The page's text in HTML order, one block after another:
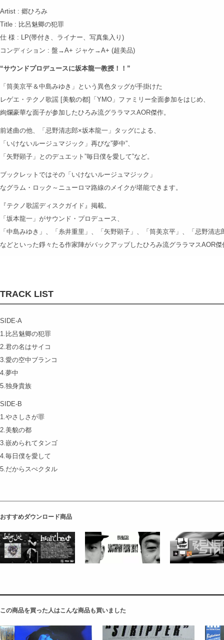
Artist : 郷ひろみ
Title : 比呂魅卿の犯罪
仕 様 : LP(帯付き、ライナー、写真集入り)
コンディション : 盤→A+ ジャケ→A+ (超美品)
“サウンドプロデュースに坂本龍一教授！！”
「筒美京平＆中島みゆき」という異色タッグが手掛けた
レゲエ・テクノ歌謡 [美貌の都]「YMO」ファミリー全面参加をはじめ、
絢爛豪華な面子が参加したひろみ流グララマスAOR傑作。
前述曲の他、「忌野清志郎×坂本龍一」タッグによる、
「いけないルージュマジック」再びな”夢中”、
「矢野顕子」とのデュエット”毎日僕を愛して”など。
ブックレットではその「いけないルージュマジック」
なグラム・ロック～ニューロマ路線のメイクが堪能できます。
『テクノ歌謡ディスクガイド』掲載。
「坂本龍一」がサウンド・プロデュース、
「中島みゆき」、「糸井重里」、「矢野顕子」、「筒美京平」、「忌野清志
などといった錚々たる作家陣がバックアップしたひろみ流グララマスAOR傑
TRACK LIST
SIDE-A
1.比呂魅卿の犯罪
2.君の名はサイコ
3.愛の空中ブランコ
4.夢中
5.独身貴族
SIDE-B
1.やさしさが罪
2.美貌の都
3.嵌められてタンゴ
4.毎日僕を愛して
5.だからスぺクタル
おすすめダウンロード商品
この商品を買った人はこんな商品も買いました